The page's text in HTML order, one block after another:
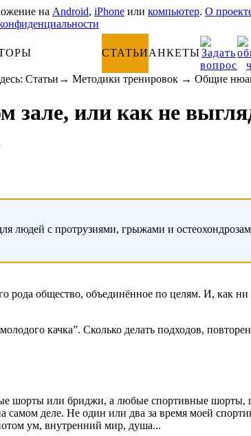
на Android, iPhone или компьютер. О
СТАТЬИАНКЕТЫ
Статьи → Методики тренировок → Общие
зале, или как не
людей с протрузиями, грыжами и
рода общество, объединённое по целям. И, как
качка”. Сколько делать подходов,
шорты или бриджи, а любые спортивные шорты,
деле. Не один или два за время моей
ум, внутренний мир, душа...